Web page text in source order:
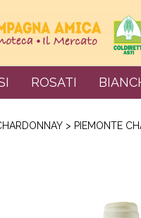
ROSATI
> PIEMONTE